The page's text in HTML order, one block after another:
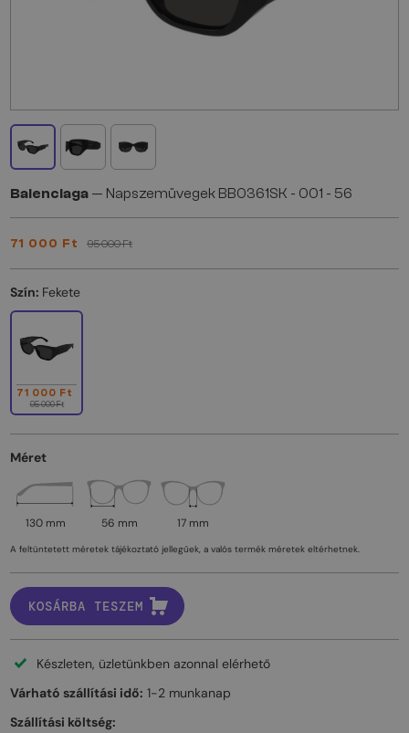
Balenciaga — Napszemüvegek BB0361SK - 001 - 56
71 000 Ft 95 000 Ft
Szín: Fekete
71 000 Ft
95 000 Ft
Méret
130 mm 56 mm 17 mm
A feltüntetett méretek tájékoztató jellegűek, a valós termék méretek eltérhetnek.
KOSÁRBA TESZEM
Készleten, üzletünkben azonnal elérhető
Várható szállítási idő: 1-2 munkanap
Szállítási költség: